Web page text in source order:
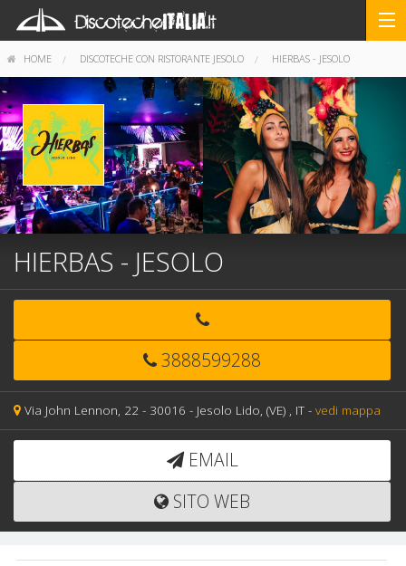
HOME DISCOTECHE CON RISTORANTE JESOLO HIERBAS - JESOLO
HIERBAS - JESOLO
3888599288
Via John Lennon, 22 - 30016 - Jesolo Lido, (VE) , IT - vedi mappa
EMAIL
SITO WEB